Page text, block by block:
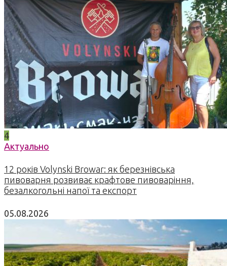
4
Актуально
12 років Volynski Browar: як березнівська
пивоварня розвиває крафтове пивоваріння,
безалкогольні напої та експорт
05.08.2026